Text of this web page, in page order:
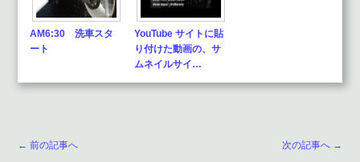
AM6:30 洗車スタ
ート
YouTube サイトに貼
り付けた動画の、サ
ムネイルサイ…
← 前の記事へ 次の記事へ →